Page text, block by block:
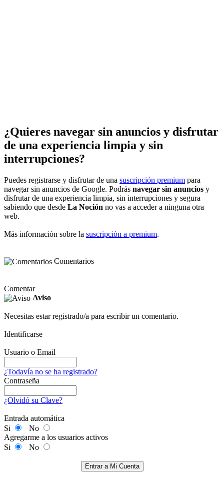
¿Quieres navegar sin anuncios y disfrutar
de una experiencia limpia y sin
interrupciones?
Puedes registrarse y disfrutar de una suscripción premium para
navegar sin anuncios de Google. Podrás navegar sin anuncios y
disfrutar de una experiencia limpia, sin interrupciones y segura
sabiendo que desde La Noción no vas a acceder a ninguna otra
web.
Más información sobre la suscripción a premium.
Comentarios
Comentar
Aviso
Necesitas estar registrado/a para escribir un comentario.
Identificarse
Usuario o Email
¿Todavía no se ha registrado?
Contraseña
¿Olvidó su Clave?
Entrada automática
Si
No
Agregarme a los usuarios activos
Si
No
Entrar a Mi Cuenta